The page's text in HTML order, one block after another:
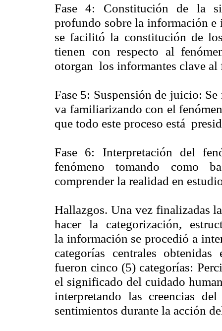
Fase 4: Constitución de la
profundo sobre la información e
se facilitó la constitución de
tienen con respecto al
otorgan los informantes clave al
Fase 5: Suspensión de juicio:
va familiarizando con el
que todo este proceso está
Fase 6: Interpretación del
fenómeno tomando como
comprender la realidad en
Hallazgos. Una vez finalizadas
hacer la categorización,
la información se procedió a
categorías centrales
fueron cinco (5) categorías:
el significado del cuidado
interpretando las creencias
sentimientos durante la acción